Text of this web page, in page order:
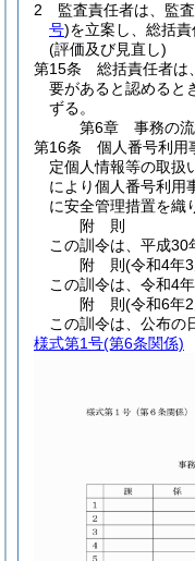
2
監査責任者は、監
号)を立案し、総括責
(評価及び見直し)
第15条
総括責任者は
要があると認めると
ずる。
第6章
事務の
第16条
個人番号利用
定個人情報等の取扱
により個人番号利用
に安全管理措置を織
附 則
この訓令は、平成30
附 則(令和4年
この訓令は、令和4
附 則(令和6年
この訓令は、公布の
様式第1号(第6条関係)